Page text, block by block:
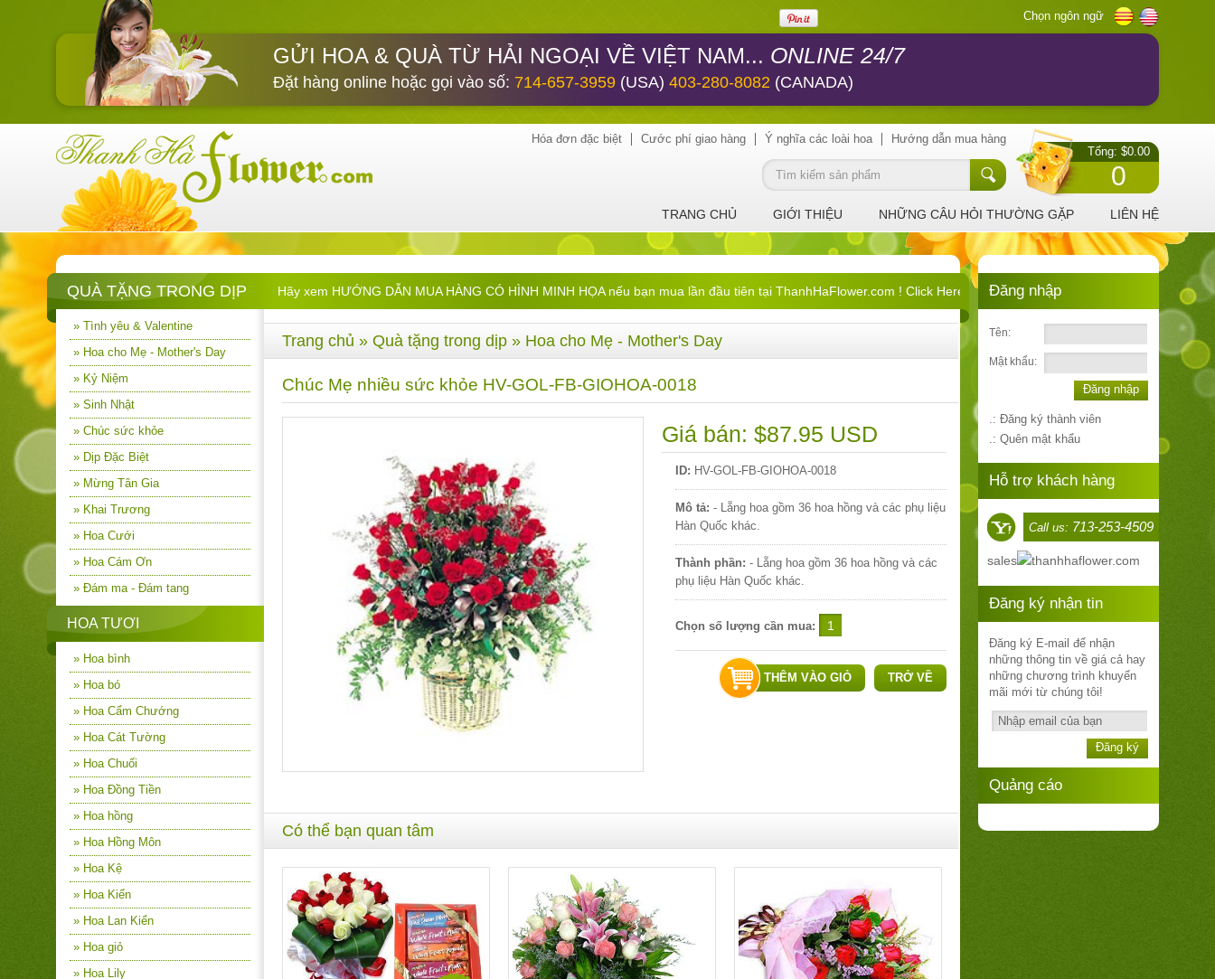
Chọn ngôn ngữ
GỬI HOA & QUÀ TỪ HẢI NGOẠI VỀ VIỆT NAM... ONLINE 24/7
Đặt hàng online hoặc gọi vào số: 714-657-3959 (USA) 403-280-8082 (CANADA)
Tổng: $0.00
0
Hóa đơn đặc biệt Cước phí giao hàng Ý nghĩa các loài hoa Hướng dẫn mua hàng
TRANG CHỦ GIỚI THIỆU NHỮNG CÂU HỎI THƯỜNG GẶP LIÊN HỆ
QUÀ TẶNG TRONG DỊP Hãy xem HƯỚNG DẪN MUA HÀNG CÓ HÌNH MINH HỌA nếu bạn mua lần đầu tiên tại ThanhHaFlower.com ! Click Here !
» Tình yêu & Valentine
» Hoa cho Mẹ - Mother's Day
» Kỷ Niệm
» Sinh Nhật
» Chúc sức khỏe
» Dịp Đặc Biệt
» Mừng Tân Gia
» Khai Trương
» Hoa Cưới
» Hoa Cám Ơn
» Đám ma - Đám tang
HOA TƯƠI
» Hoa bình
» Hoa bó
» Hoa Cẩm Chướng
» Hoa Cát Tường
» Hoa Chuối
» Hoa Đồng Tiền
» Hoa hồng
» Hoa Hồng Môn
» Hoa Kệ
» Hoa Kiển
» Hoa Lan Kiển
» Hoa giỏ
» Hoa Lily
Trang chủ » Quà tặng trong dịp » Hoa cho Mẹ - Mother's Day
Chúc Mẹ nhiều sức khỏe HV-GOL-FB-GIOHOA-0018
Giá bán: $87.95 USD
ID: HV-GOL-FB-GIOHOA-0018
Mô tả: - Lẵng hoa gồm 36 hoa hồng và các phụ liệu
Hàn Quốc khác.
Thành phần: - Lẵng hoa gồm 36 hoa hồng và các
phụ liệu Hàn Quốc khác.
Chọn số lượng cần mua:
TRỞ VỀ
THÊM VÀO GIỎ
Có thể bạn quan tâm
Đăng nhập
Tên:
Mật khẩu:
Đăng nhập
.: Đăng ký thành viên
.: Quên mật khẩu
Hỗ trợ khách hàng
Call us: 713-253-4509
sales thanhhaflower.com
Đăng ký nhận tin
Đăng ký E-mail để nhận
những thông tin về giá cả hay
những chương trình khuyến
mãi mới từ chúng tôi!
Đăng ký
Quảng cáo